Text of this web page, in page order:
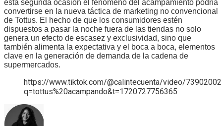
esta segunda ocasión el fenómeno del acampamiento podría
convertirse en la nueva táctica de marketing no convencional
de Tottus. El hecho de que los consumidores estén
dispuestos a pasar la noche fuera de las tiendas no solo
genera un efecto de escasez y exclusividad, sino que
también alimenta la expectativa y el boca a boca, elementos
clave en la generación de demanda de la cadena de
supermercados.
https://www.tiktok.com/@calintecuenta/video/
q=tottus%20acampando&t=1720727756365